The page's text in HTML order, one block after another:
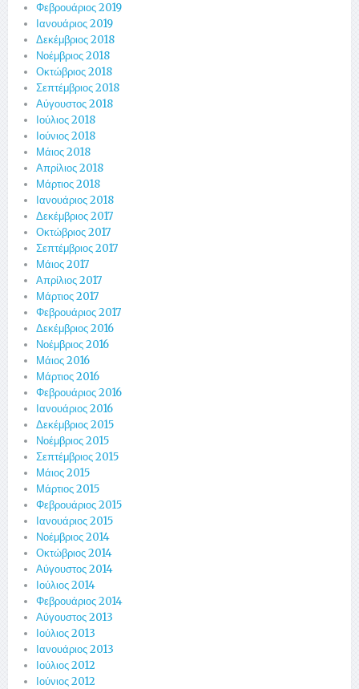
Φεβρουάριος 2019
Ιανουάριος 2019
Δεκέμβριος 2018
Νοέμβριος 2018
Οκτώβριος 2018
Σεπτέμβριος 2018
Αύγουστος 2018
Ιούλιος 2018
Ιούνιος 2018
Μάιος 2018
Απρίλιος 2018
Μάρτιος 2018
Ιανουάριος 2018
Δεκέμβριος 2017
Οκτώβριος 2017
Σεπτέμβριος 2017
Μάιος 2017
Απρίλιος 2017
Μάρτιος 2017
Φεβρουάριος 2017
Δεκέμβριος 2016
Νοέμβριος 2016
Μάιος 2016
Μάρτιος 2016
Φεβρουάριος 2016
Ιανουάριος 2016
Δεκέμβριος 2015
Νοέμβριος 2015
Σεπτέμβριος 2015
Μάιος 2015
Μάρτιος 2015
Φεβρουάριος 2015
Ιανουάριος 2015
Νοέμβριος 2014
Οκτώβριος 2014
Αύγουστος 2014
Ιούλιος 2014
Φεβρουάριος 2014
Αύγουστος 2013
Ιούλιος 2013
Ιανουάριος 2013
Ιούλιος 2012
Ιούνιος 2012